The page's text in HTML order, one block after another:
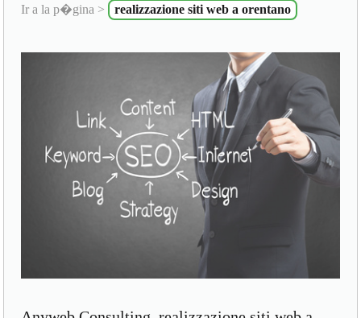
Ir a la p�gina > realizzazione siti web a orentano